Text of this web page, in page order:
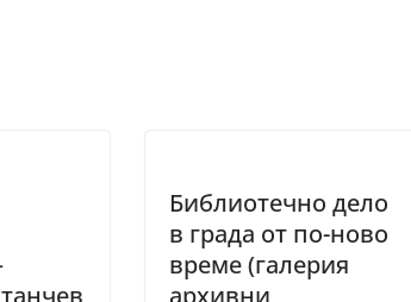
Библиотечно дело
в града от по-ново
време (галерия
архивни